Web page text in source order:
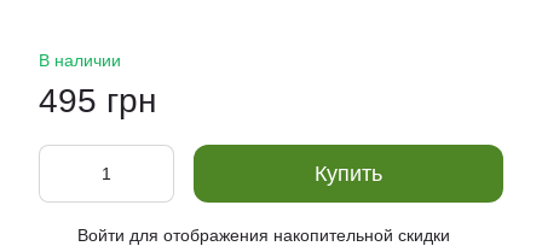
В наличии
495 грн
Купить
Войти для отображения накопительной скидки